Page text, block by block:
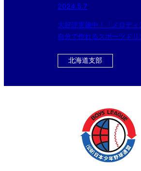
2024.5.7
大好評実施中！「メロデ
自分で作れるスポーツドリ
ス！！ 今ならさらに黒酢ド
北海道支部